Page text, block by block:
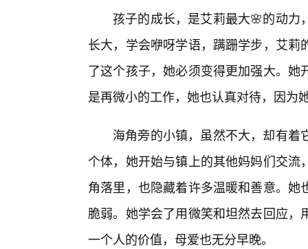
孩子的成长，是艾莉最大🌸的动力
长大，学会咿呀学语，蹒跚学步，艾
了这个孩子，她必须变得更加强大。
是再微小的工作，她也认真对待，因为
海角旁的小镇，虽然不大，却有
个体，她开始与镇上的其他妈妈们交
角落里，也隐藏着许多温暖和善意。
脆弱。她学会了用微笑和坦然去回应
一个人的价值，母爱也无分早晚。